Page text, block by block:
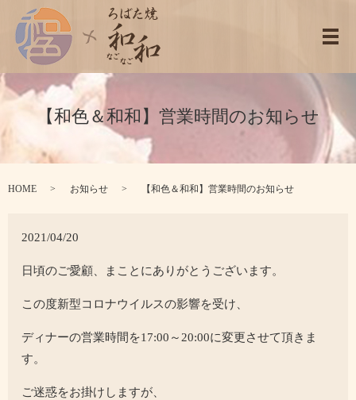
メ
【和色＆和和】営業時間のお知らせ
HOME お知らせ 【和色＆和和】営業時間のお知らせ
2021/04/20
日頃のご愛顧、まことにありがとうございます。
この度新型コロナウイルスの影響を受け、
ディナーの営業時間を17:00～20:00に変更させて頂きま
す。
ご迷惑をお掛けしますが、